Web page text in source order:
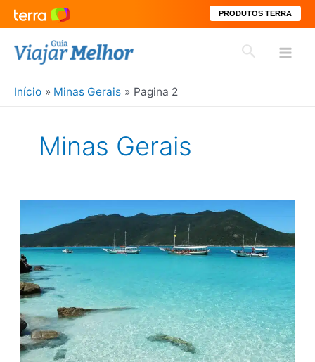
PRODUTOS TERRA
para
conteúdo
Pesquisar
Início Minas Gerais Pagina 2
Minas Gerais